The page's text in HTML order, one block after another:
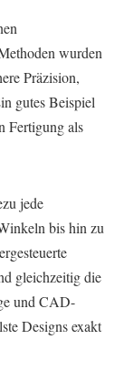
wurden
Präzision,
gutes Beispiel
Fertigung als
jede
bis hin zu
gleichzeitig die
und CAD-
Designs exakt